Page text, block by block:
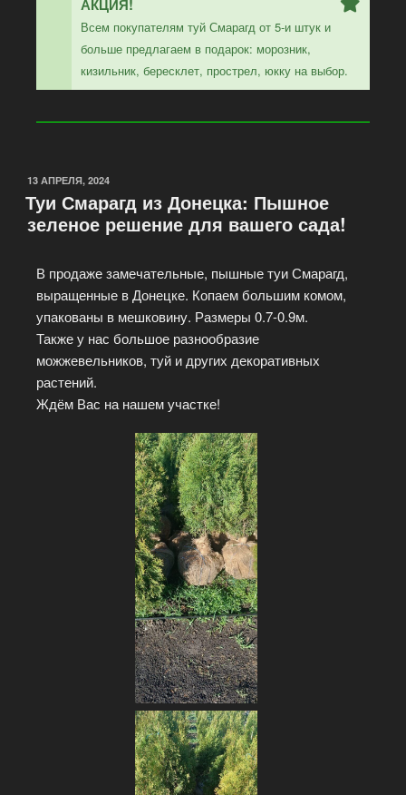
АКЦИЯ!
Всем покупателям туй Смарагд от 5-и штук и
больше предлагаем в подарок: морозник,
кизильник, бересклет, прострел, юкку на выбор.
13 АПРЕЛЯ, 2024
Туи Смарагд из Донецка: Пышное
зеленое решение для вашего сада!
В продаже замечательные, пышные туи Смарагд,
выращенные в Донецке. Копаем большим комом,
упакованы в мешковину. Размеры 0.7-0.9м.
Также у нас большое разнообразие
можжевельников, туй и других декоративных
растений.
Ждём Вас на нашем участке!